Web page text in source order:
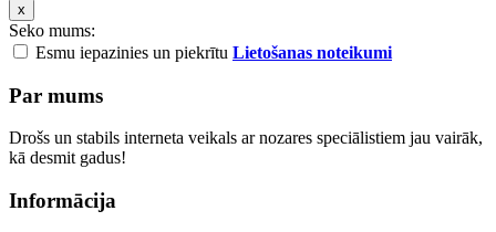
x
Seko mums:
Esmu iepazinies un piekrītu Lietošanas noteikumi
Par mums
Drošs un stabils interneta veikals ar nozares speciālistiem jau vairāk,
kā desmit gadus!
Informācija